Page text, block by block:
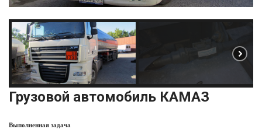
Грузовой автомобиль КАМАЗ
Выполненная задача